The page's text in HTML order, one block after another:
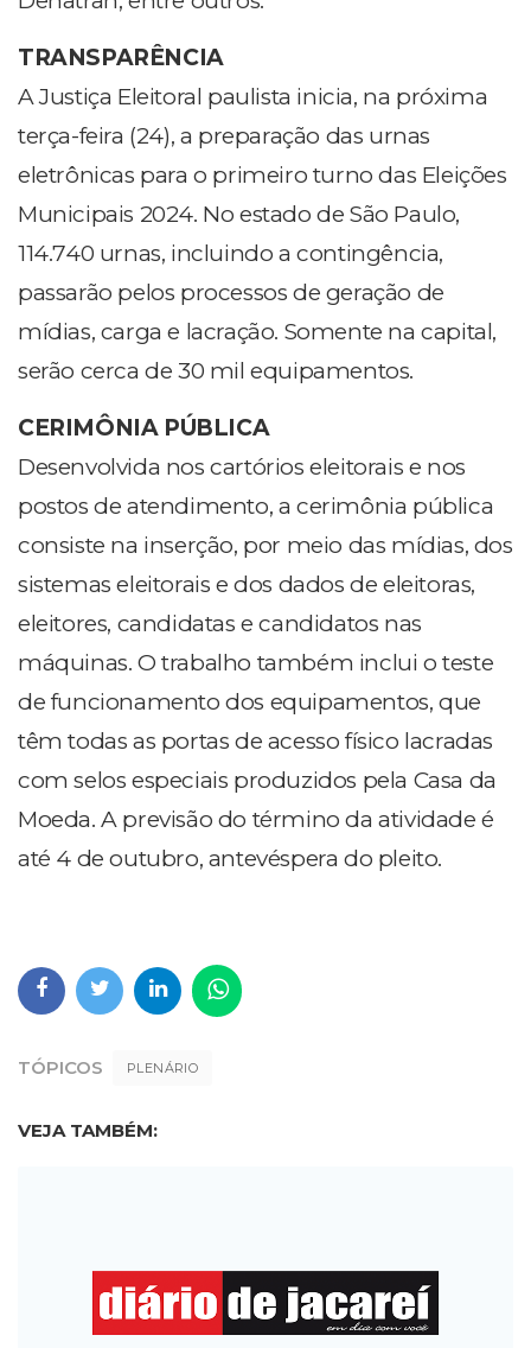
TRANSPARÊNCIA
A Justiça Eleitoral paulista inicia, na próxima
terça-feira (24), a preparação das urnas
eletrônicas para o primeiro turno das Eleições
Municipais 2024. No estado de São Paulo,
114.740 urnas, incluindo a contingência,
passarão pelos processos de geração de
mídias, carga e lacração. Somente na capital,
serão cerca de 30 mil equipamentos.
CERIMÔNIA PÚBLICA
Desenvolvida nos cartórios eleitorais e nos
postos de atendimento, a cerimônia pública
consiste na inserção, por meio das mídias, dos
sistemas eleitorais e dos dados de eleitoras,
eleitores, candidatas e candidatos nas
máquinas. O trabalho também inclui o teste
de funcionamento dos equipamentos, que
têm todas as portas de acesso físico lacradas
com selos especiais produzidos pela Casa da
Moeda. A previsão do término da atividade é
até 4 de outubro, antevéspera do pleito.
TÓPICOS PLENÁRIO
VEJA TAMBÉM: